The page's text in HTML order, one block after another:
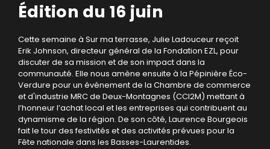
Édition du 16 juin
Cette semaine à Sur ma terrasse, Julie Ladouceur reçoit
Erik Johnson, directeur général de la Fondation EZL, pour
discuter de sa mission et de son impact dans la
communauté. Elle nous amène ensuite à la Pépinière Éco-
Verdure pour un événement de la Chambre de commerce
et d'industrie MRC de Deux-Montagnes (CCI2M) mettant à
l’honneur l’achat local et les entreprises qui contribuent au
dynamisme de la région. De son côté, Laurence Bourgeois
fait le tour des festivités et des activités prévues pour la
Fête nationale dans les Basses-Laurentides.